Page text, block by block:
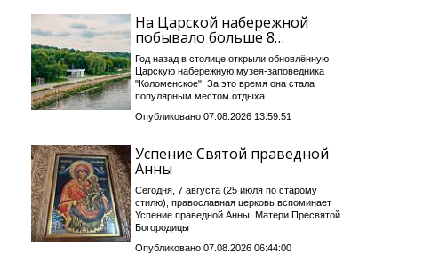
На Царской набережной
побывало больше 8…
Год назад в столице открыли обновлённую
Царскую набережную музея-заповедника
"Коломенское". За это время она стала
популярным местом отдыха
Опубликовано 07.08.2026 13:59:51
Успение Святой праведной
Анны
Сегодня, 7 августа (25 июля по старому
стилю), православная церковь вспоминает
Успение праведной Анны, Матери Пресвятой
Богородицы
Опубликовано 07.08.2026 06:44:00